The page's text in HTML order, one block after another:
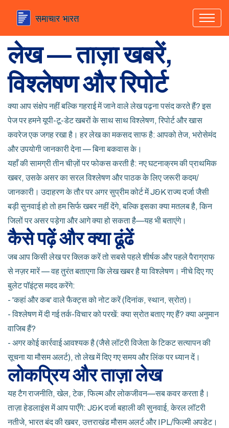
लेख — ताज़ा खबरें,
विश्लेषण और रिपोर्ट
क्या आप संक्षेप नहीं बल्कि गहराई में जाने वाले लेख पढ़ना पसंद करते हैं? इस
पेज पर हमने यूपी-टू-डेट खबरों के साथ साथ विश्लेषण, रिपोर्ट और खास
कवरेज एक जगह रखा है। हर लेख का मकसद साफ है: आपको तेज, भरोसेमंद
और उपयोगी जानकारी देना — बिना बकवास के।
यहाँ की सामग्री तीन चीज़ों पर फोकस करती है: नए घटनाक्रम की प्राथमिक
खबर, उसके असर का सरल विश्लेषण और पाठक के लिए जरूरी कदम/
जानकारी। उदाहरण के तौर पर अगर सुप्रीम कोर्ट में J&K राज्य दर्जा जैसी
बड़ी सुनवाई हो तो हम सिर्फ खबर नहीं देंगे, बल्कि इसका क्या मतलब है, किन
जिलों पर असर पड़ेगा और आगे क्या हो सकता है—यह भी बताएंगे।
कैसे पढ़ें और क्या ढूंढें
जब आप किसी लेख पर क्लिक करें तो सबसे पहले शीर्षक और पहले पैराग्राफ
से नज़र मारें — वह तुरंत बताएगा कि लेख खबर है या विश्लेषण। नीचे दिए गए
बुलेट पॉइंट्स मदद करेंगे:
- 'कहां और कब' वाले फैक्ट्स को नोट करें (दिनांक, स्थान, स्रोत)।
- विश्लेषण में दी गई तर्क-विचार को परखें: क्या स्रोत बताए गए हैं? क्या अनुमान
वाजिब हैं?
- अगर कोई कार्रवाई आवश्यक है (जैसे लॉटरी विजेता के टिकट सत्यापन की
सूचना या मौसम अलर्ट), तो लेख में दिए गए समय और लिंक पर ध्यान दें।
लोकप्रिय और ताज़ा लेख
यह टैग राजनीति, खेल, टेक, फिल्म और लोकजीवन—सब कवर करता है।
ताज़ा हेडलाइंस में आप पाएँगे: J&K दर्जा बहाली की सुनवाई, केरल लॉटरी
नतीजे, भारत बंद की खबर, उत्तराखंड मौसम अलर्ट और IPL/फिल्मी अपडेट।